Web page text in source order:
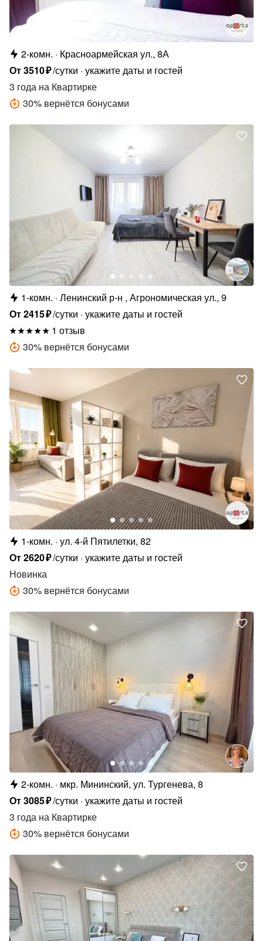
2-комн.
Красноармейская ул., 8А
От3510₽/сутки укажите даты и гостей
3 года на Квартирке
30% вернётся бонусами
1-комн. Ленинский р-н , Агрономическая ул., 9
От2415₽/сутки укажите даты и гостей
1 отзыв
30% вернётся бонусами
1-комн. ул. 4-й Пятилетки, 82
От2620₽/сутки укажите даты и гостей
Новинка
30% вернётся бонусами
2-комн.
мкр. Мининский, ул. Тургенева, 8
От3085₽/сутки укажите даты и гостей
3 года на Квартирке
30% вернётся бонусами